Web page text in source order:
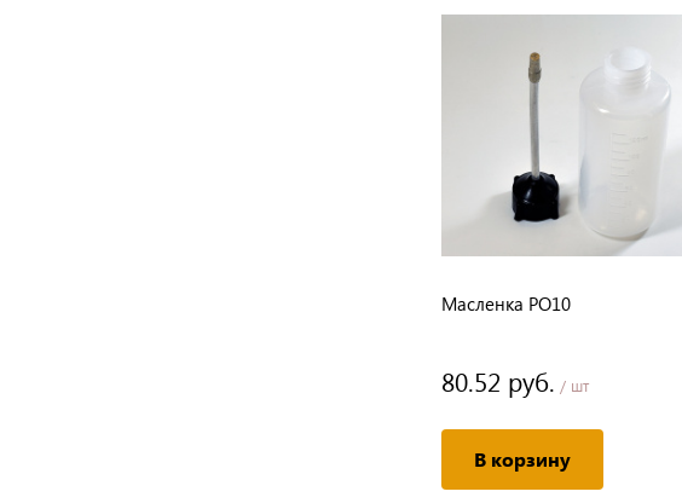
Масленка PO10
80.52 руб. / шт
В корзину